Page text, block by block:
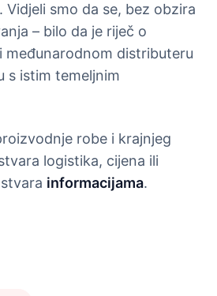
smo da se, bez obzira
– bilo da je riječ o
međunarodnom distributeru
s istim temeljnim
robe i krajnjeg
logistika, cijena ili
informacijama.